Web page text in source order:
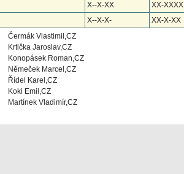
X--X-XX XX-XXXX
X--X-X- XX-X-XX
Čermák Vlastimil,CZ
Krtička Jaroslav,CZ
Konopásek Roman,CZ
Němeček Marcel,CZ
Řídel Karel,CZ
Koki Emil,CZ
Martínek Vladimír,CZ